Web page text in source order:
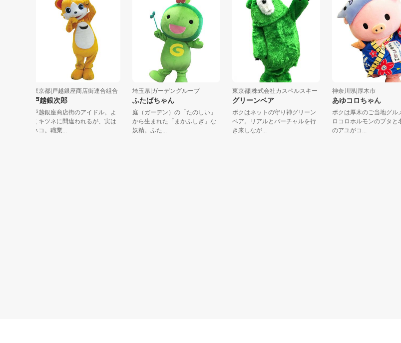
東京都|戸越銀座商店街連合組合
戸越銀次郎
戸越銀座商店街のアイドル。よ
くキツネに間違われるが、実は
ネコ。職業...
埼玉県|ガーデングループ
ふたばちゃん
庭（ガーデン）の「たのしい」
から生まれた「まかふしぎ」な
妖精。ふた...
東京都|株式会社カスペルスキー
グリーンベア
ボクはネットの守り神グリーン
ベア。リアルとバーチャルを行
き来しなが...
神奈川県|厚木市
あゆコロちゃん
ボクは厚木のご当地グルメのシ
ロコロホルモンのブタと名産品
のアユがコ...